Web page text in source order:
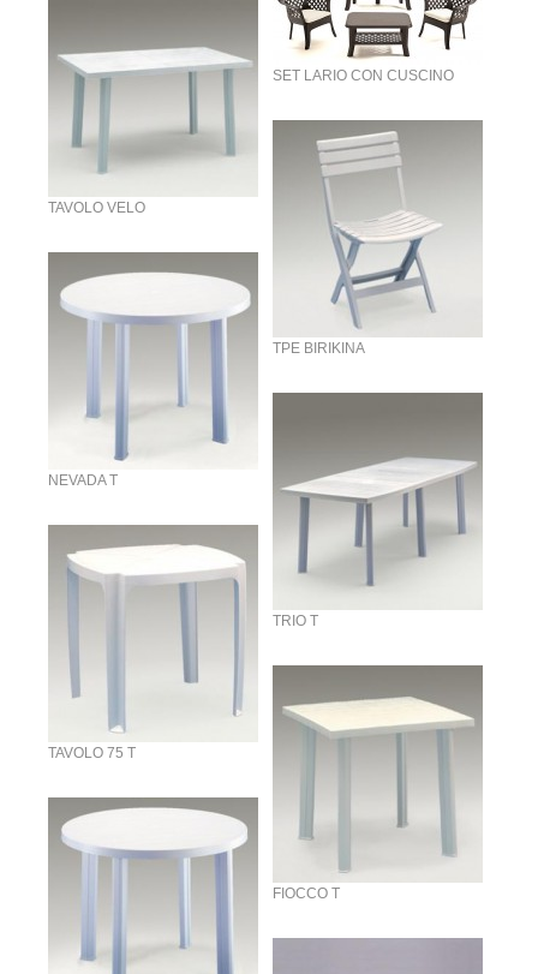
SET LARIO CON CUSCINO
TAVOLO VELO
TPE BIRIKINA
NEVADA T
TRIO T
TAVOLO 75 T
FIOCCO T